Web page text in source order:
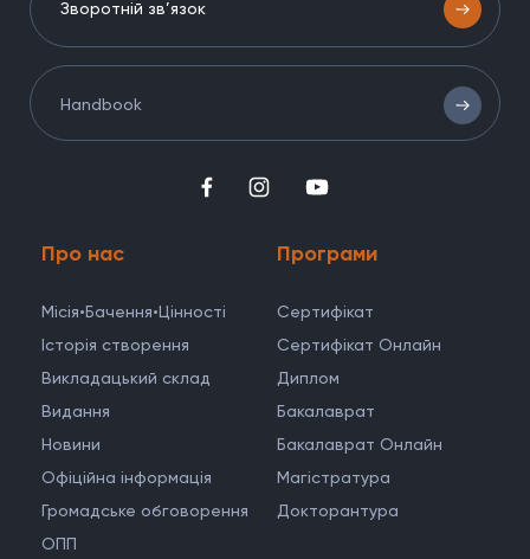
Зворотній зв’язок
Handbook
Про нас
Місія•Бачення•Цінності
Історія створення
Викладацький склад
Видання
Новини
Офіційна інформація
Громадське обговорення
ОПП
Програми
Cертифікат
Сертифікат Онлайн
Диплом
Бакалаврат
Бакалаврат Онлайн
Магістратура
Докторантура